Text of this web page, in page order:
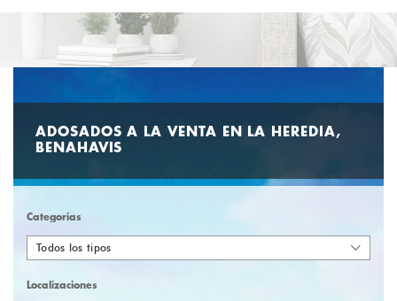
ADOSADOS A LA VENTA EN LA HEREDIA,
BENAHAVIS
Categorias
Todos los tipos
Localizaciones